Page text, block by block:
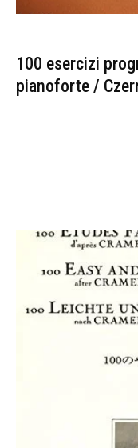
100 esercizi
pianoforte /